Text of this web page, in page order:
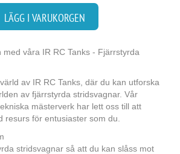
LÄGG I VARUKORGEN
med våra IR RC Tanks - Fjärrstyrda
av IR RC Tanks, där du kan utforska
av fjärrstyrda stridsvagnar. Vår
mästerverk har lett oss till att
resurs för entusiaster som du.
stridsvagnar så att du kan slåss mot